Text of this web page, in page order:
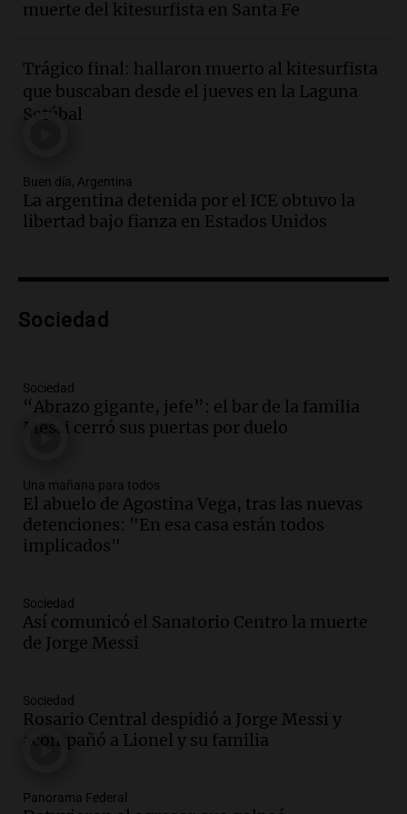
conviene priorizar cada día ?
Audio.Detenidos relacionados con el
caso Barreler se amplían según familia
de la víctima
Audio.Análisis de la derrota legislativa
del oficialismo en el Congreso: El
impacto en la opinión pública
Audio.
Audio.Mateo, a los 25 años, lucha
contra el tiempo: necesita un trasplante
Episodios
Audio.Estiman que la inflación nacional
de julio será menor al 2,9% registrado
en CABA
Episodios
Audio.El Senado provincial establece
protocolo contra ciberbullying y
Episodios
Audio. Desayuno ideal: nutrición
personalizada y diversidad para romper
Panorama Federal
muerte del kitesurfista en Santa Fe
Trágico final: hallaron muerto al kitesurfista
que buscaban desde el jueves en la Laguna
Setúbal
Buen día, Argentina
La argentina detenida por el ICE obtuvo la
libertad bajo fianza en Estados Unidos
Sociedad
Sociedad
“Abrazo gigante, jefe”: el bar de la familia
Messi cerró sus puertas por duelo
Una mañana para todos
El abuelo de Agostina Vega, tras las nuevas
detenciones: "En esa casa están todos
implicados"
Sociedad
Así comunicó el Sanatorio Centro la muerte
de Jorge Messi
Sociedad
Rosario Central despidió a Jorge Messi y
acompañó a Lionel y su familia
Panorama Federal